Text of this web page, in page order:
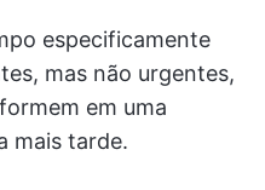
especificamente
mas não urgentes,
em uma
mais tarde.